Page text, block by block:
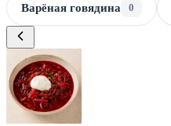
Варёная говядина 0